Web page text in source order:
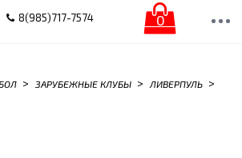
8(985)717-7574 0
> ЗАРУБЕЖНЫЕ КЛУБЫ > ЛИВЕРПУЛЬ >